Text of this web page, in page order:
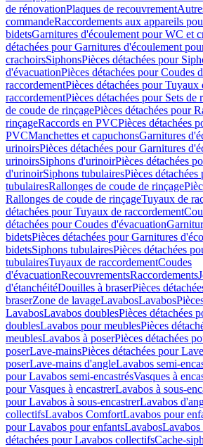
de rénovationPlaques de recouvrement
commandeRaccordements aux appareils
bidetsGarnitures d'écoulement pour WC et
détachées pour Garnitures d'écoulement
crachoirsSiphonsPièces détachées pour
d'évacuationPièces détachées pour Coudes
raccordementPièces détachées pour Tuyaux
raccordementPièces détachées pour Sets de
de coude de rinçagePièces détachées pour
rinçageRaccords en PVCPièces détachées
PVCManchettes et capuchonsGarnitures
urinoirsPièces détachées pour Garnitures
urinoirsSiphons d'urinoirPièces détachées
d'urinoirSiphons tubulairesPièces
tubulairesRallonges de coude de rinçage
Rallonges de coude de rinçageTuyaux de
détachées pour Tuyaux de raccordement
détachées pour Coudes d'évacuation
bidetsPièces détachées pour Garnitures
bidetsSiphons tubulairesPièces détachées
tubulairesTuyaux de raccordementCoudes
d'évacuationRecouvrementsRaccordements
d'étanchéitéDouilles à braserPièces
braserZone de lavageLavabosLavabos
LavabosLavabos doublesPièces détachées
doublesLavabos pour meublesPièces
meublesLavabos à poserPièces détachées
poserLave-mainsPièces détachées pour
poserLave-mains d'angleLavabos semi-
pour Lavabos semi-encastrésVasques à
pour Vasques à encastrerLavabos à sous-
pour Lavabos à sous-encastrerLavabos
collectifsLavabos ComfortLavabos pour
pour Lavabos pour enfantsLavabos
détachées pour Lavabos collectifsCache-